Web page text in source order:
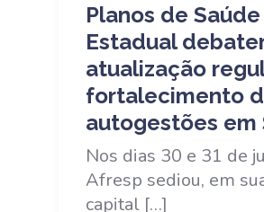
Planos de
Estadual
atualização
fortalecimento
autogestões em
Nos dias 30 e 31 de
Afresp sediou, em
capital […]